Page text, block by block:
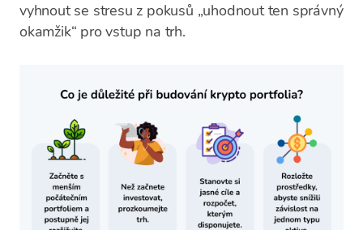
vyhnout se stresu z pokusů „uhodnout ten správný
okamžik“ pro vstup na trh.